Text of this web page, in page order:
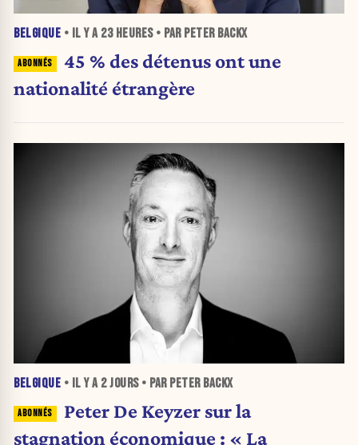
BELGIQUE • IL Y A 23 HEURES• PAR PETER BACKX
45 % des détenus ont une
nationalité étrangère
BELGIQUE • IL Y A 2 JOURS• PAR PETER BACKX
Peter De Keyzer sur la
stagnation économique : « La